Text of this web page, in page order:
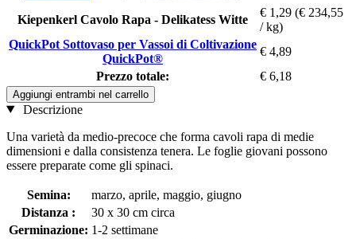
Kiepenkerl Cavolo Rapa - Delikatess Witte
€ 1,29 (€ 234,55
/ kg)
QuickPot Sottovaso per Vassoi di Coltivazione
QuickPot®
€ 4,89
Prezzo totale:
€ 6,18
Aggiungi entrambi nel carrello
Descrizione
Una varietà da medio-precoce che forma cavoli rapa di medie
dimensioni e dalla consistenza tenera. Le foglie giovani possono
essere preparate come gli spinaci.
Semina:
marzo, aprile, maggio, giugno
Distanza :
30 x 30 cm circa
Germinazione: 1-2 settimane